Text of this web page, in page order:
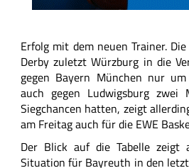
Erfolg mit dem neuen Trainer.
Derby zuletzt Würzburg in die
gegen Bayern München nur
auch gegen Ludwigsburg
Siegchancen hatten, zeigt
am Freitag auch für die EWE
Der Blick auf die Tabelle zeigt
Situation für Bayreuth in den